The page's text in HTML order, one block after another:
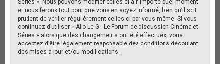
Séries ». Nous pouvons modifier celles-ci à n’importe quel moment
et nous ferons tout pour que vous en soyez informé, bien qu’il soit
prudent de vérifier régulièrement celles-ci par vous-même. Si vous
continuez d’utiliser « Allo Le G - Le Forum de discussion Cinéma et
Séries » alors que des changements ont été effectués, vous
acceptez d’être légalement responsable des conditions découlant
des mises à jour et/ou modifications.